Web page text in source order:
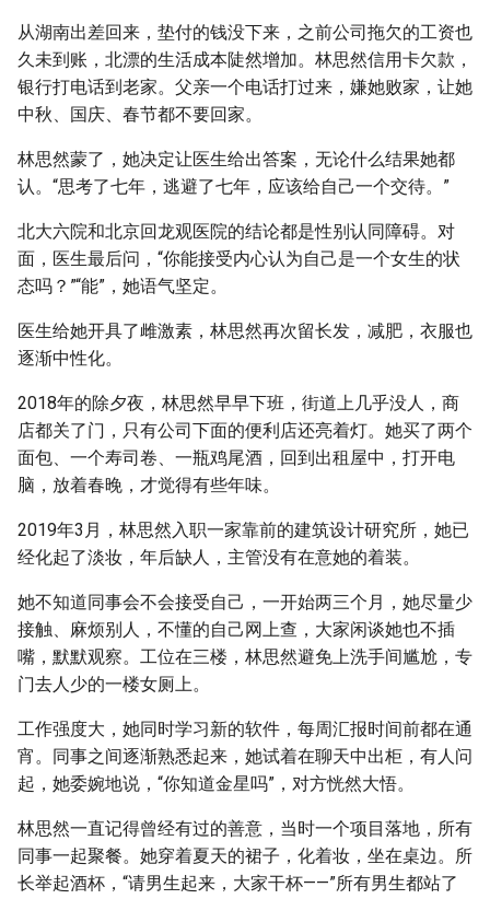
从湖南出差回来，垫付的钱没下来，之前公司拖欠的工资也
久未到账，北漂的生活成本陡然增加。林思然信用卡欠款，
银行打电话到老家。父亲一个电话打过来，嫌她败家，让她
中秋、国庆、春节都不要回家。
林思然蒙了，她决定让医生给出答案，无论什么结果她都
认。“思考了七年，逃避了七年，应该给自己一个交待。”
北大六院和北京回龙观医院的结论都是性别认同障碍。对
面，医生最后问，“你能接受内心认为自己是一个女生的状
态吗？”“能”，她语气坚定。
医生给她开具了雌激素，林思然再次留长发，减肥，衣服也
逐渐中性化。
2018年的除夕夜，林思然早早下班，街道上几乎没人，商
店都关了门，只有公司下面的便利店还亮着灯。她买了两个
面包、一个寿司卷、一瓶鸡尾酒，回到出租屋中，打开电
脑，放着春晚，才觉得有些年味。
2019年3月，林思然入职一家靠前的建筑设计研究所，她已
经化起了淡妆，年后缺人，主管没有在意她的着装。
她不知道同事会不会接受自己，一开始两三个月，她尽量少
接触、麻烦别人，不懂的自己网上查，大家闲谈她也不插
嘴，默默观察。工位在三楼，林思然避免上洗手间尴尬，专
门去人少的一楼女厕上。
工作强度大，她同时学习新的软件，每周汇报时间前都在通
宵。同事之间逐渐熟悉起来，她试着在聊天中出柜，有人问
起，她委婉地说，“你知道金星吗”，对方恍然大悟。
林思然一直记得曾经有过的善意，当时一个项目落地，所有
同事一起聚餐。她穿着夏天的裙子，化着妆，坐在桌边。所
长举起酒杯，“请男生起来，大家干杯——”所有男生都站了